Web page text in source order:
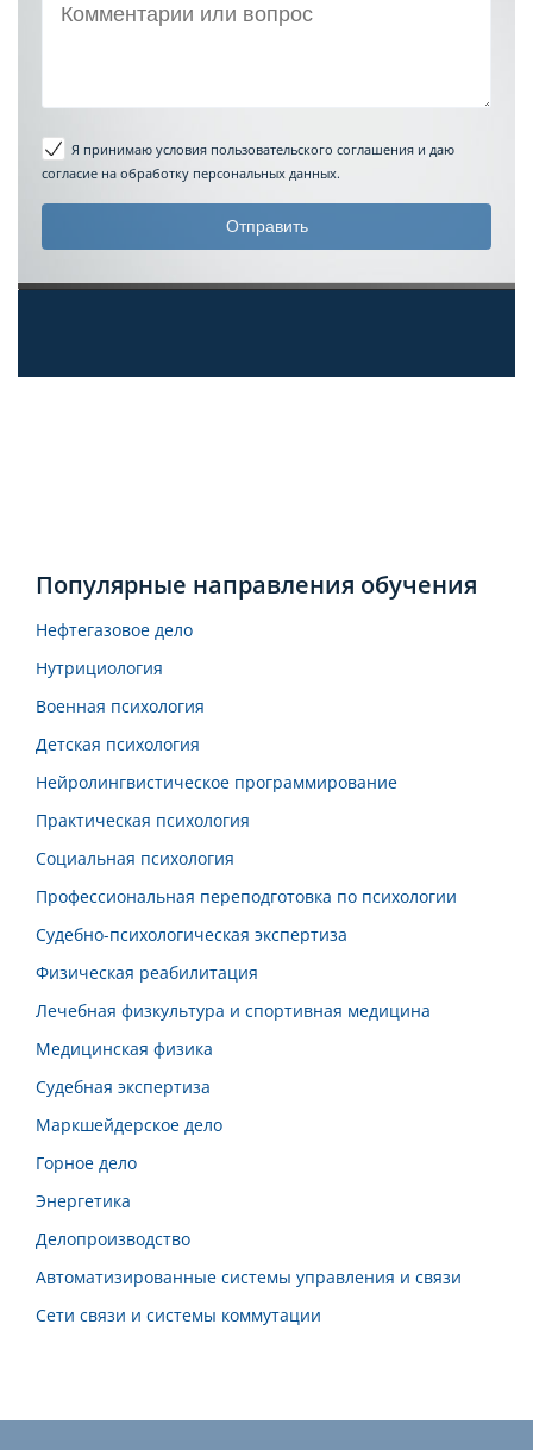
Я принимаю условия пользовательского соглашения и даю
согласие на обработку персональных данных.
Популярные направления обучения
Нефтегазовое дело
Нутрициология
Военная психология
Детская психология
Нейролингвистическое программирование
Практическая психология
Социальная психология
Профессиональная переподготовка по психологии
Судебно-психологическая экспертиза
Физическая реабилитация
Лечебная физкультура и спортивная медицина
Медицинская физика
Судебная экспертиза
Маркшейдерское дело
Горное дело
Энергетика
Делопроизводство
Автоматизированные системы управления и связи
Сети связи и системы коммутации